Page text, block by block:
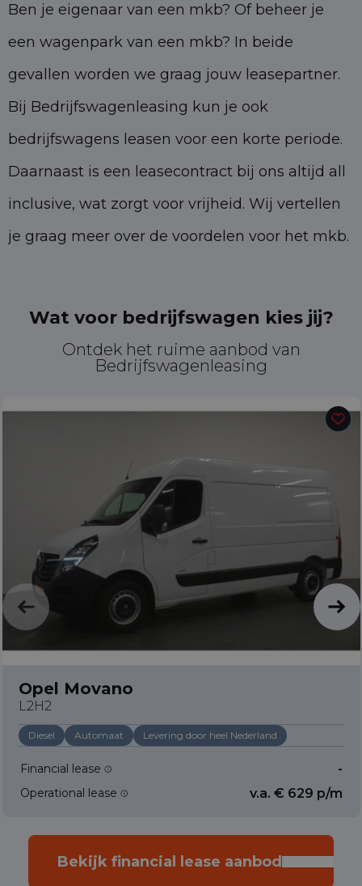
Ben je eigenaar van een mkb? Of beheer je
een wagenpark van een mkb? In beide
gevallen worden we graag jouw leasepartner.
Bij Bedrijfswagenleasing kun je ook
bedrijfswagens leasen voor een korte periode.
Daarnaast is een leasecontract bij ons altijd all
inclusive, wat zorgt voor vrijheid. Wij vertellen
je graag meer over de voordelen voor het mkb.
Wat voor bedrijfswagen kies jij?
Ontdek het ruime aanbod van
Bedrijfswagenleasing
Opel Movano
L2H2
Diesel Automaat Levering door heel Nederland
Financial lease -
Operational lease v.a. € 629 p/m
Bekijk financial lease aanbod